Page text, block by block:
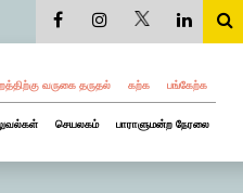
வருகை தருதல் கற்க பங்கேற்க
செயலகம் பாராளுமன்ற நேரலை